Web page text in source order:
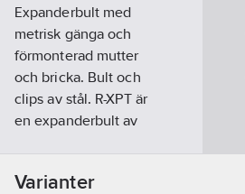
Expanderbult med
metrisk gänga och
förmonterad mutter
och bricka. Bult och
clips av stål. R-XPT är
en expanderbult av
Varianter